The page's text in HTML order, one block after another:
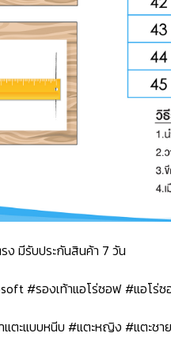
ง มีรับประกันสินค้า 7 วัน
#รองเท้าแอโร่ซอฟ #แอโร่
แตะแบบหนีบ #แตะหญิง #แตะชาย